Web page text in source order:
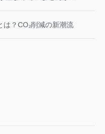
は？CO₂削減の新潮流